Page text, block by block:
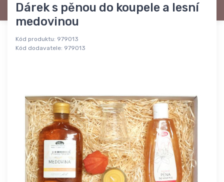
Dárek s pěnou do koupele a lesní
medovinou
Kód produktu: 979013
Kód dodavatele: 979013